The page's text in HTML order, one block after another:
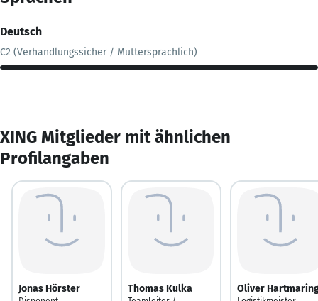
Deutsch
C2 (Verhandlungssicher / Muttersprachlich)
XING Mitglieder mit ähnlichen
Profilangaben
Jonas Hörster Thomas Kulka Oliver